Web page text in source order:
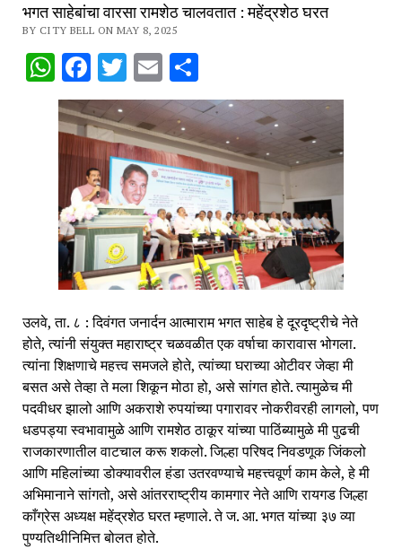
भगत साहेबांचा वारसा रामशेठ चालवतात : महेंद्रशेठ घरत
BY CITY BELL ON MAY 8, 2025
WhatsApp
Facebook
Twitter
EmailShare
उलवे, ता. ८ : दिवंगत जनार्दन आत्माराम भगत साहेब हे दूरदृष्ट्रीचे नेते
होते, त्यांनी संयुक्त महाराष्ट्र चळवळीत एक वर्षाचा कारावास भोगला.
त्यांना शिक्षणाचे महत्त्व समजले होते, त्यांच्या घराच्या ओटीवर जेव्हा मी
बसत असे तेव्हा ते मला शिकून मोठा हो, असे सांगत होते. त्यामुळेच मी
पदवीधर झालो आणि अकराशे रुपयांच्या पगारावर नोकरीवरही लागलो, पण
धडपड्या स्वभावामुळे आणि रामशेठ ठाकूर यांच्या पाठिंब्यामुळे मी पुढची
राजकारणातील वाटचाल करू शकलो. जिल्हा परिषद निवडणूक जिंकलो
आणि महिलांच्या डोक्यावरील हंडा उतरवण्याचे महत्त्ववूर्ण काम केले, हे मी
अभिमानाने सांगतो, असे आंतरराष्ट्रीय कामगार नेते आणि रायगड जिल्हा
काँग्रेस अध्यक्ष महेंद्रशेठ घरत म्हणाले. ते ज. आ. भगत यांच्या ३७ व्या
पुण्यतिथीनिमित्त बोलत होते.